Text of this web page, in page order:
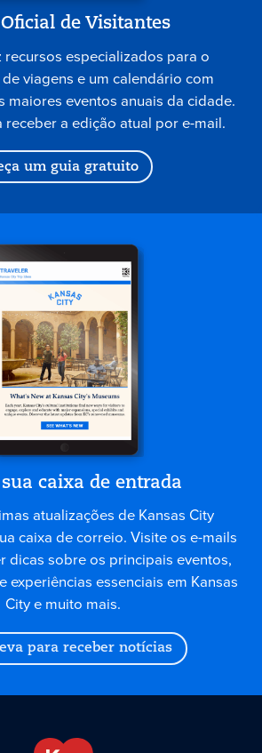
de Visitantes
recursos especializados para o
viagens e um calendário com
maiores eventos anuais da cidade.
receber a edição atual por e-mail.
um guia gratuito
caixa de entrada
atualizações de Kansas City
caixa de correio. Visite os e-mails
dicas sobre os principais eventos,
experiências essenciais em Kansas
City e muito mais.
para receber notícias